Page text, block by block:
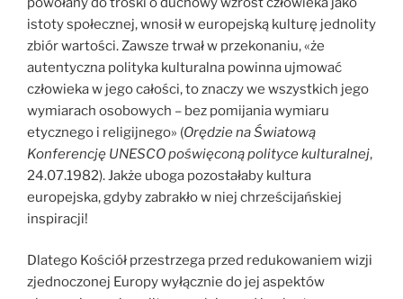
istoty społecznej, wnosił w europejską kulturę jednolity
zbiór wartości. Zawsze trwał w przekonaniu, «że
autentyczna polityka kulturalna powinna ujmować
człowieka w jego całości, to znaczy we wszystkich jego
wymiarach osobowych – bez pomijania wymiaru
etycznego i religijnego» (Orędzie na Światową
Konferencję UNESCO poświęconą polityce kulturalnej,
24.07.1982). Jakże uboga pozostałaby kultura
europejska, gdyby zabrakło w niej chrześcijańskiej
inspiracji!
Dlatego Kościół przestrzega przed redukowaniem wizji
zjednoczonej Europy wyłącznie do jej aspektów